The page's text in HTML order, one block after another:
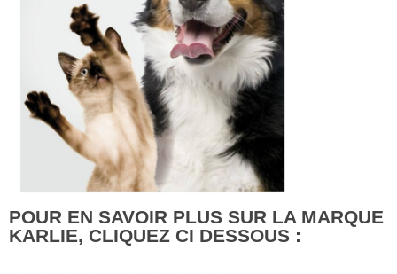
POUR EN SAVOIR PLUS SUR LA MARQUE
KARLIE, CLIQUEZ CI DESSOUS :